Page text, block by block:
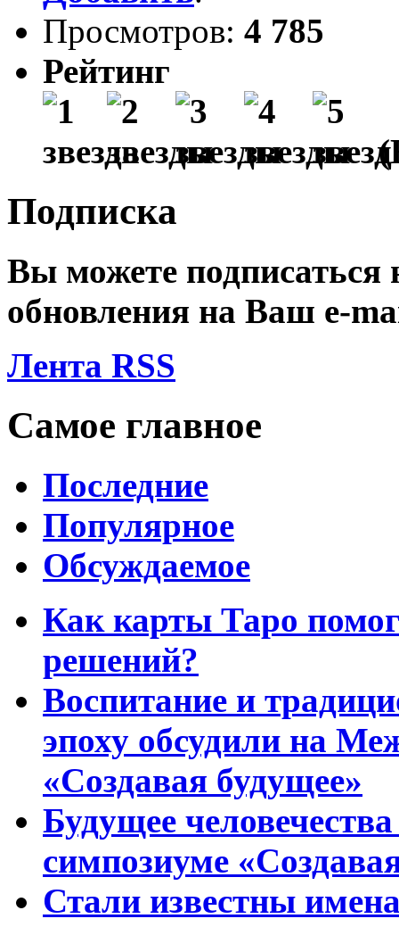
Просмотров: 4 785
Рейтинг
Подписка
Вы можете подписаться
обновления на Ваш e-
Лента RSS
Самое главное
Последние
Популярное
Обсуждаемое
Как карты Таро
решений?
Воспитание и
эпоху обсудили на
«Создавая будущее»
Будущее
симпозиуме
Стали известны